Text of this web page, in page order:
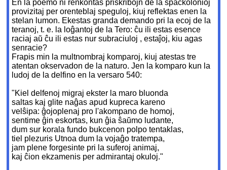
En la poemo ni renkontas priskribojn de la spackolonioj
provizitaj per orenteblaj speguloj, kiuj reflektas enen la
stelan lumon. Ekestas granda demando pri la ecoj de la
teranoj, t. e. la loĝantoj de la Tero: ĉu ili estas esence
raciaj aŭ ĉu ili estas nur subraciuloj , estaĵoj, kiu agas
senracie?
Frapis min la multnombraj komparoj, kiuj atestas tre
atentan okservadon de la naturo. Jen la komparo kun la
ludoj de la delfino en la versaro 540:
"Kiel delfenoj migraj ekster la maro bluonda
saltas kaj glite naĝas apud kupreca kareno
velŝipa: ĝojoplenaj pro l'akompano de homoj,
sentime ĝin eskortas, kun ĝia ŝaŭmo ludante,
dum sur korala fundo bukcenon polpo tentaklas,
tiel plezuris Utnoa dum la vojaĝo tratempa,
jam plene forgesinte pri la suferoj animaj,
kaj ĉion ekzamenis per admirantaj okuloj."